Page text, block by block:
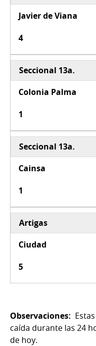
Javier de Viana
4
Seccional 13a.
Colonia Palma
1
Seccional 13a.
Cainsa
1
Artigas
Ciudad
5
Observaciones:
caída durante las 24
de hoy.